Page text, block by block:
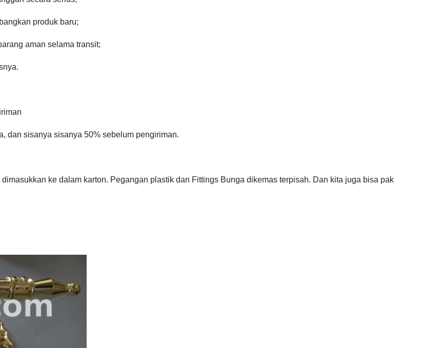
produk baru;
aman selama transit;
dan sisanya sisanya 50% sebelum pengiriman.
ke dalam karton. Pegangan plastik dan Fittings Bunga dikemas terpisah. Dan kita juga bisa pak